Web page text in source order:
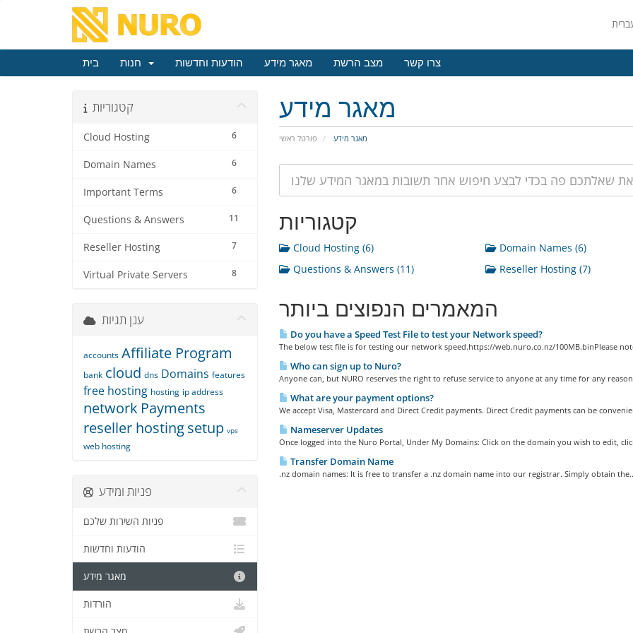
בית הודעות וחדשות מאגר מידע מצב הרשת צרו קשר
מאגר מידע
פורטל ראשי מאגר מידע
קטגוריות
6
Cloud Hosting
6
Domain Names
6
Important Terms
11
Questions & Answers
7
Reseller Hosting
8
Virtual Private Servers
קטגוריות
Cloud Hosting (6) Domain Names (6)
Questions & Answers (11)
Reseller Hosting (7)
המאמרים הנפוצים ביותר
Do you have a Speed Test File to test your Network speed?
The below test file is for testing our network speed.https://web.nuro.co.nz/100MB.binPlease
Who can sign up to Nuro?
Anyone can, but NURO reserves the right to refuse service to anyone at any time for any
What are your payment options?
We accept Visa, Mastercard and Direct Credit payments. Direct Credit payments can be
Nameserver Updates
Once logged into the Nuro Portal, Under My Domains: Click on the domain you wish to edit,
Transfer Domain Name
.nz domain names: It is free to transfer a .nz domain name into our registrar. Simply obtain
ענן תגיות
accounts Affiliate Program
bank cloud dns Domains features
free hosting hosting ip address
network Payments
reseller hostingsetup vps
web hosting
פניות ומידע
פניות השירות שלכם
הודעות וחדשות
מאגר מידע
הורדות